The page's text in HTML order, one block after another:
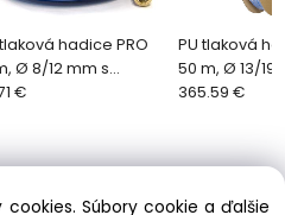
hadice PRO
Ø 8/12 mm s
€
PU tlaková
50 m, Ø 13/19
365.59 €
Súbory cookie a ďalšie